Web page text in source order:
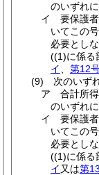
のいずれ
イ
要保護
いてこの
必要とし
((1)に係る
イ
第12
(9)
次のいず
ア
合計所
のいずれ
イ
要保護
いてこの
必要とし
((1)に係る
イ 又は第